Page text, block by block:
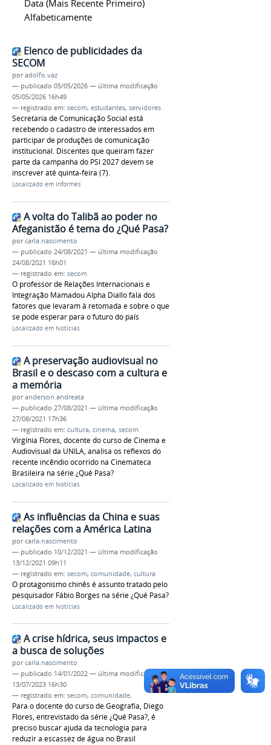
Data (mais Recente Primeiro)
Alfabeticamente
Elenco de publicidades da
SECOM
poradolfo.vaz
— publicado 05/05/2026 — última modificação
05/05/2026 16h49
— registrado em: secom, estudantes, servidores
Secretaria de Comunicação Social está
recebendo o cadastro de interessados em
participar de produções de comunicação
institucional. Discentes que queiram fazer
parte da campanha do PSI 2027 devem se
inscrever até quinta-feira (7).
Localizado em Informes
A volta do Talibã ao poder no
Afeganistão é tema do ¿Qué Pasa?
porcarla.nascimento
— publicado 24/08/2021 — última modificação
24/08/2021 16h01
— registrado em: secom
O professor de Relações Internacionais e
Integração Mamadou Alpha Diallo fala dos
fatores que levaram à retomada e sobre o que
se pode esperar para o futuro do país
Localizado em Notícias
A preservação audiovisual no
Brasil e o descaso com a cultura e
a memória
poranderson.andreata
— publicado 27/08/2021 — última modificação
27/08/2021 17h36
— registrado em: cultura, cinema, secom
Virgínia Flores, docente do curso de Cinema e
Audiovisual da UNILA, analisa os reflexos do
recente incêndio ocorrido na Cinemateca
Brasileira na série ¿Qué Pasa?
Localizado em Notícias
As influências da China e suas
relações com a América Latina
porcarla.nascimento
— publicado 10/12/2021 — última modificação
13/12/2021 09h11
— registrado em: secom, comunidade, cultura
O protagonismo chinês é assunto tratado pelo
pesquisador Fábio Borges na série ¿Qué Pasa?
Localizado em Notícias
A crise hídrica, seus impactos e
a busca de soluções
porcarla.nascimento
— publicado 14/01/2022 — última modificação
13/07/2023 16h30
— registrado em: secom, comunidade,
Para o docente do curso de Geografia, Diego
Flores, entrevistado da série ¿Qué Pasa?, é
preciso buscar ajuda da tecnologia para
reduzir a escassez de água no Brasil